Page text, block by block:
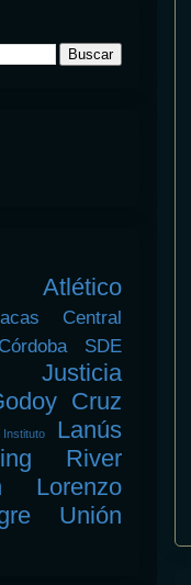
Atlético
Central
SDE
Justicia
Cruz
Instituto
Lanús
River
Lorenzo
Unión